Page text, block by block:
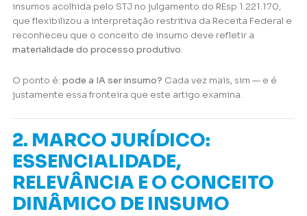
insumos acolhida pelo STJ no julgamento do REsp 1.221.170,
que flexibilizou a interpretação restritiva da Receita Federal e
reconheceu que o conceito de insumo deve refletir a
materialidade do processo produtivo.
O ponto é: pode a IA ser insumo? Cada vez mais, sim — e é
justamente essa fronteira que este artigo examina.
2. MARCO JURÍDICO:
ESSENCIALIDADE,
RELEVÂNCIA E O CONCEITO
DINÂMICO DE INSUMO